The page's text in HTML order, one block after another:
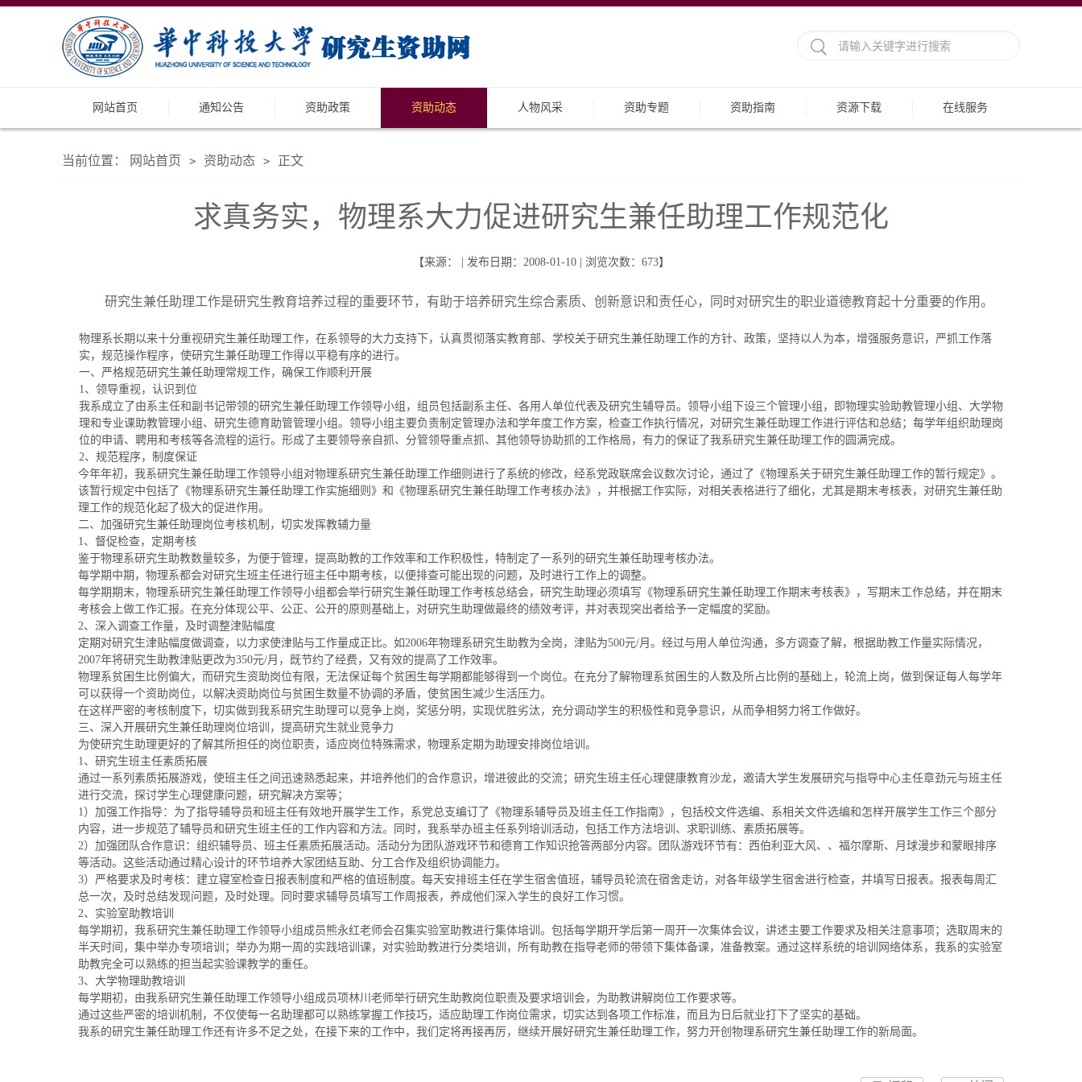
网站首页 通知公告 资助政策 资助动态 人物风采 资助专题 资助指南 资源下载 在线服务
当前位置： 网站首页 > 资助动态 > 正文
求真务实，物理系大力促进研究生兼任助理工作规范化
【来源： | 发布日期：2008-01-10 | 浏览次数： 673】
研究生兼任助理工作是研究生教育培养过程的重要环节，有助于培养研究生综合素质、创新意识和责任心，同时对研究生的职业道德教育起十分重要的作用。
物理系长期以来十分重视研究生兼任助理工作，在系领导的大力支持下，认真贯彻落实教育部、学校关于研究生兼任助理工作的方针、政策，坚持以人为本，增强服务意识，严抓工作落
实，规范操作程序，使研究生兼任助理工作得以平稳有序的进行。
一、严格规范研究生兼任助理常规工作，确保工作顺利开展
1、领导重视，认识到位
我系成立了由系主任和副书记带领的研究生兼任助理工作领导小组，组员包括副系主任、各用人单位代表及研究生辅导员。领导小组下设三个管理小组，即物理实验助教管理小组、大学物
理和专业课助教管理小组、研究生德育助管管理小组。领导小组主要负责制定管理办法和学年度工作方案，检查工作执行情况，对研究生兼任助理工作进行评估和总结；每学年组织助理岗
位的申请、聘用和考核等各流程的运行。形成了主要领导亲自抓、分管领导重点抓、其他领导协助抓的工作格局，有力的保证了我系研究生兼任助理工作的圆满完成。
2、规范程序，制度保证
今年年初，我系研究生兼任助理工作领导小组对物理系研究生兼任助理工作细则进行了系统的修改，经系党政联席会议数次讨论，通过了《物理系关于研究生兼任助理工作的暂行规定》。
该暂行规定中包括了《物理系研究生兼任助理工作实施细则》和《物理系研究生兼任助理工作考核办法》，并根据工作实际，对相关表格进行了细化，尤其是期末考核表，对研究生兼任助
理工作的规范化起了极大的促进作用。
二、加强研究生兼任助理岗位考核机制，切实发挥教辅力量
1、督促检查，定期考核
鉴于物理系研究生助教数量较多，为便于管理，提高助教的工作效率和工作积极性，特制定了一系列的研究生兼任助理考核办法。
每学期中期，物理系都会对研究生班主任进行班主任中期考核，以便排查可能出现的问题，及时进行工作上的调整。
每学期期末，物理系研究生兼任助理工作领导小组都会举行研究生兼任助理工作考核总结会，研究生助理必须填写《物理系研究生兼任助理工作期末考核表》，写期末工作总结，并在期末
考核会上做工作汇报。在充分体现公平、公正、公开的原则基础上，对研究生助理做最终的绩效考评，并对表现突出者给予一定幅度的奖励。
2、深入调查工作量，及时调整津贴幅度
定期对研究生津贴幅度做调查，以力求使津贴与工作量成正比。如2006年物理系研究生助教为全岗，津贴为500元/月。经过与用人单位沟通，多方调查了解，根据助教工作量实际情况，
2007年将研究生助教津贴更改为350元/月，既节约了经费，又有效的提高了工作效率。
物理系贫困生比例偏大，而研究生资助岗位有限，无法保证每个贫困生每学期都能够得到一个岗位。在充分了解物理系贫困生的人数及所占比例的基础上，轮流上岗，做到保证每人每学年
可以获得一个资助岗位，以解决资助岗位与贫困生数量不协调的矛盾，使贫困生减少生活压力。
在这样严密的考核制度下，切实做到我系研究生助理可以竞争上岗，奖惩分明，实现优胜劣汰，充分调动学生的积极性和竞争意识，从而争相努力将工作做好。
三、深入开展研究生兼任助理岗位培训，提高研究生就业竞争力
为使研究生助理更好的了解其所担任的岗位职责，适应岗位特殊需求，物理系定期为助理安排岗位培训。
1、研究生班主任素质拓展
通过一系列素质拓展游戏，使班主任之间迅速熟悉起来，并培养他们的合作意识，增进彼此的交流；研究生班主任心理健康教育沙龙，邀请大学生发展研究与指导中心主任章劲元与班主任
进行交流，探讨学生心理健康问题，研究解决方案等；
1）加强工作指导：为了指导辅导员和班主任有效地开展学生工作，系党总支编订了《物理系辅导员及班主任工作指南》，包括校文件选编、系相关文件选编和怎样开展学生工作三个部分
内容，进一步规范了辅导员和研究生班主任的工作内容和方法。同时，我系举办班主任系列培训活动，包括工作方法培训、求职训练、素质拓展等。
2）加强团队合作意识：组织辅导员、班主任素质拓展活动。活动分为团队游戏环节和德育工作知识抢答两部分内容。团队游戏环节有：西伯利亚大风、、福尔摩斯、月球漫步和蒙眼排序
等活动。这些活动通过精心设计的环节培养大家团结互助、分工合作及组织协调能力。
3）严格要求及时考核：建立寝室检查日报表制度和严格的值班制度。每天安排班主任在学生宿舍值班，辅导员轮流在宿舍走访，对各年级学生宿舍进行检查，并填写日报表。报表每周汇
总一次，及时总结发现问题，及时处理。同时要求辅导员填写工作周报表，养成他们深入学生的良好工作习惯。
2、实验室助教培训
每学期初，我系研究生兼任助理工作领导小组成员熊永红老师会召集实验室助教进行集体培训。包括每学期开学后第一周开一次集体会议，讲述主要工作要求及相关注意事项；选取周末的
半天时间，集中举办专项培训；举办为期一周的实践培训课，对实验助教进行分类培训，所有助教在指导老师的带领下集体备课，准备教案。通过这样系统的培训网络体系，我系的实验室
助教完全可以熟练的担当起实验课教学的重任。
3、大学物理助教培训
每学期初，由我系研究生兼任助理工作领导小组成员项林川老师举行研究生助教岗位职责及要求培训会，为助教讲解岗位工作要求等。
通过这些严密的培训机制，不仅使每一名助理都可以熟练掌握工作技巧，适应助理工作岗位需求，切实达到各项工作标准，而且为日后就业打下了坚实的基础。
我系的研究生兼任助理工作还有许多不足之处，在接下来的工作中，我们定将再接再厉，继续开展好研究生兼任助理工作，努力开创物理系研究生兼任助理工作的新局面。